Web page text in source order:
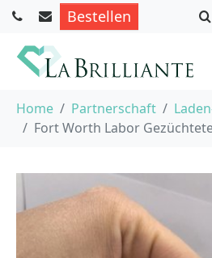
Bestellen
Home Partnerschaft
Fort Worth Labor